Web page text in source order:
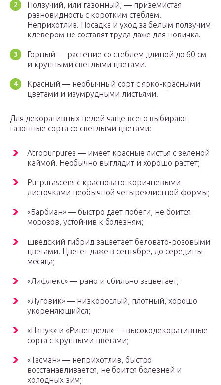
Ползучий, или газонный, — приземистая
разновидность с коротким стеблем.
Неприхотлив. Посадка и уход за белым ползучим
клевером не составят труда даже для новичка.
Горный — растение со стеблем длиной до 60 см
и крупными светлыми цветами.
Красный — необычный сорт с ярко-красными
цветами и изумрудными листьями.
Для декоративных целей чаще всего выбирают
газонные сорта со светлыми цветами:
Atropurpurea — имеет красные листья с зеленой
каймой. Необычно выглядит и хорошо растет;
Purpurascens с красновато-коричневыми
листочками необычной четырехлистной формы;
«Барбиан» — быстро дает побеги, не боится
морозов, устойчив к болезням;
шведский гибрид зацветает беловато-розовыми
цветами. Цветет даже в сентябре, до середины
месяца;
«Лифлекс» — рано и обильно зацветает;
«Луговик» — низкорослый, плотный, хорошо
укореняющийся;
«Нанук» и «Ривенделл» — высокодекоративные
сорта с крупными цветами;
«Тасман» — неприхотлив, быстро
восстанавливается, не боится болезней и
холодных зим;